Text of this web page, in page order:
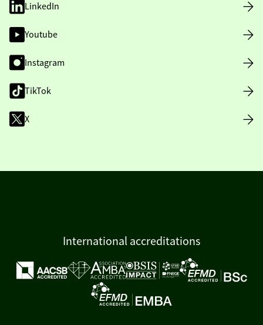
LinkedIn
Youtube
Instagram
TikTok
X
International accreditations